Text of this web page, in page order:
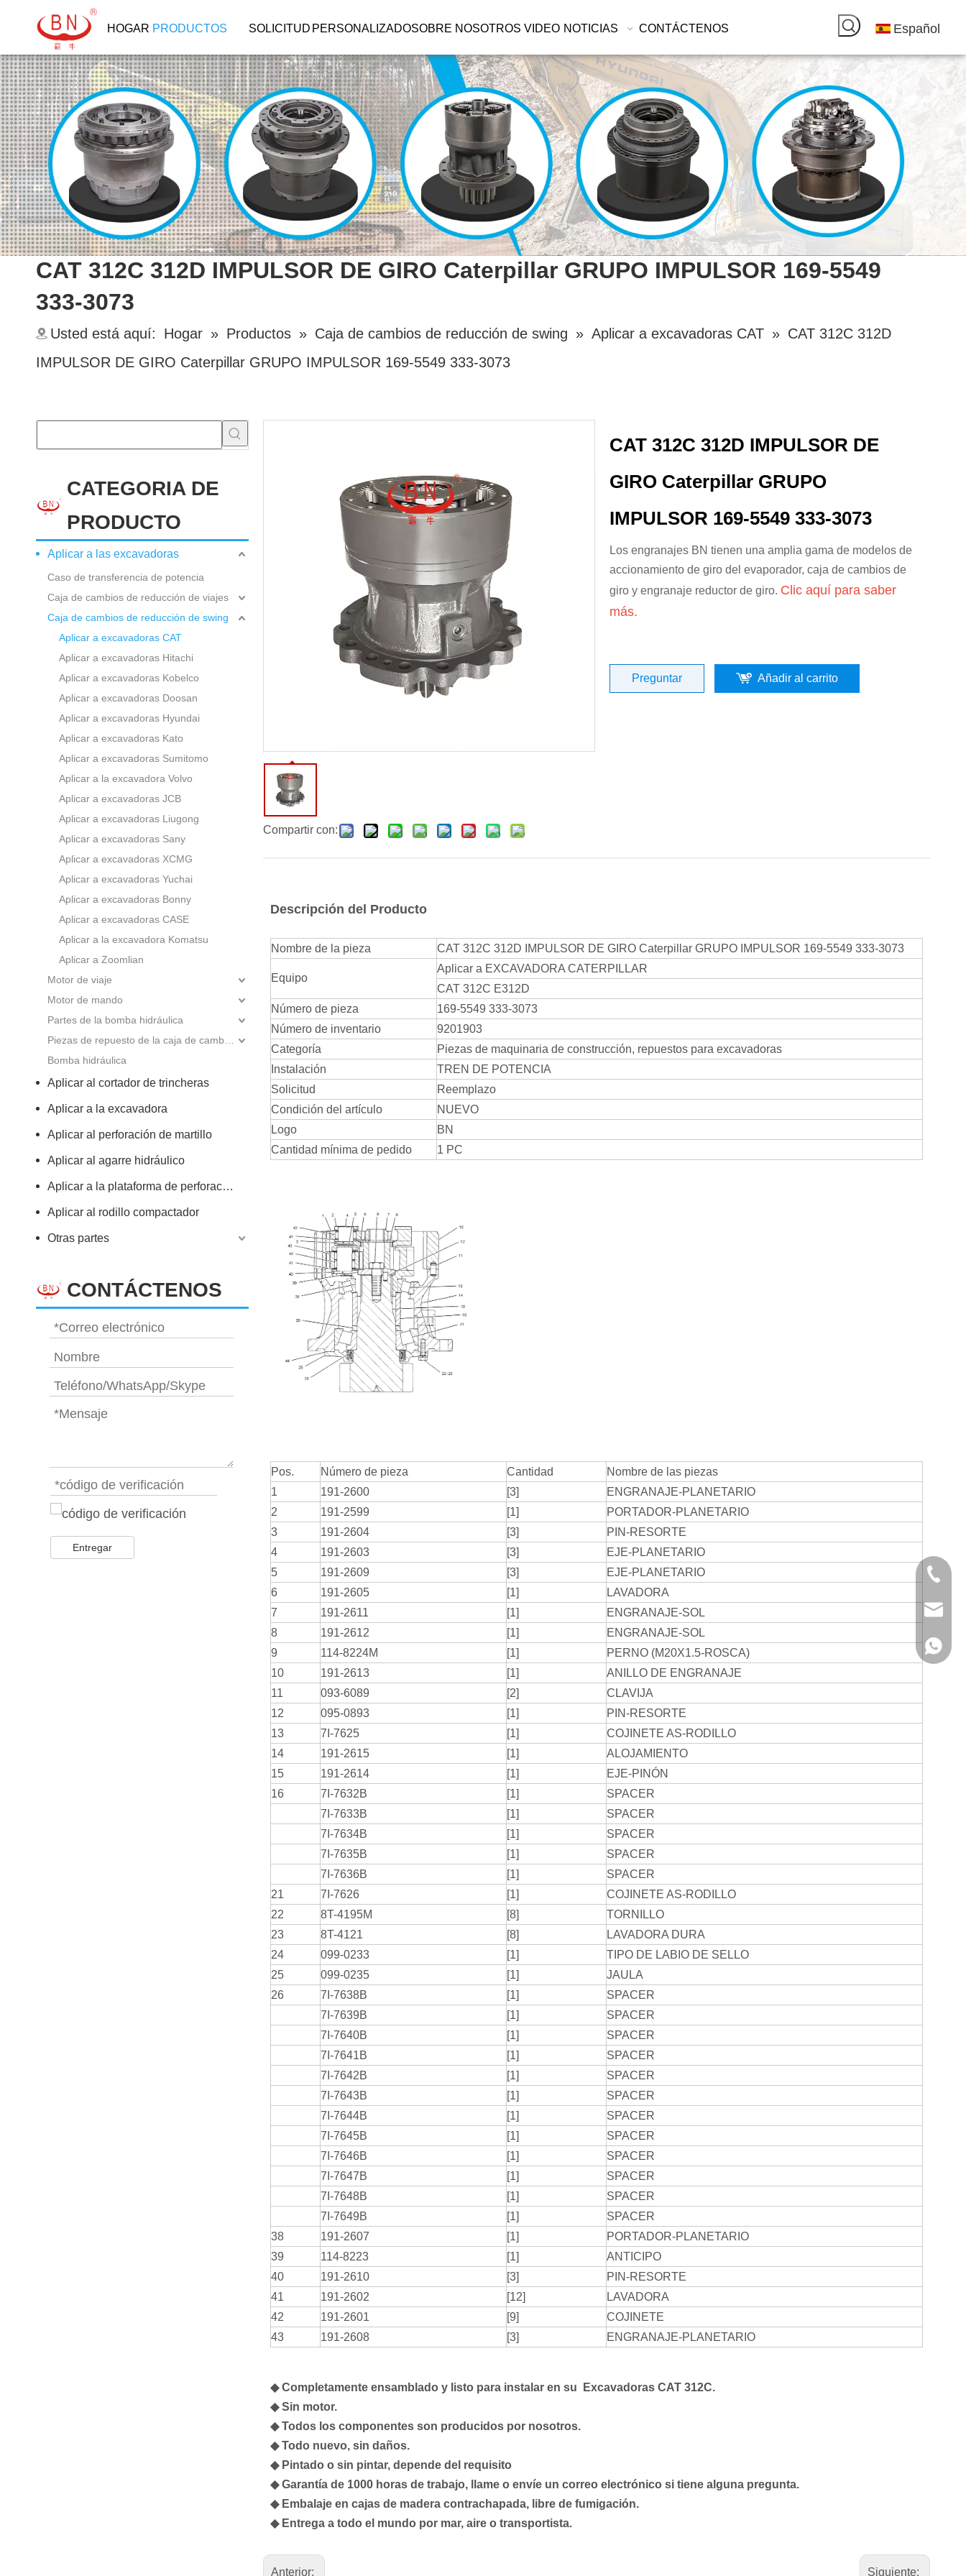
HOGAR PRODUCTOS SOLICITUD PERSONALIZADOSOBRE NOSOTROS VIDEO NOTICIAS CONTÁCTENOS Español
CAT 312C 312D IMPULSOR DE GIRO Caterpillar GRUPO IMPULSOR 169-5549
333-3073
Usted está aquí: Hogar » Productos » Caja de cambios de reducción de swing » Aplicar a excavadoras CAT » CAT 312C 312D
IMPULSOR DE GIRO Caterpillar GRUPO IMPULSOR 169-5549 333-3073
CATEGORIA DE
PRODUCTO
Aplicar a las excavadoras
Caso de transferencia de potencia
Caja de cambios de reducción de viajes
Caja de cambios de reducción de swing
Aplicar a excavadoras CAT
Aplicar a excavadoras Hitachi
Aplicar a excavadoras Kobelco
Aplicar a excavadoras Doosan
Aplicar a excavadoras Hyundai
Aplicar a excavadoras Kato
Aplicar a excavadoras Sumitomo
Aplicar a la excavadora Volvo
Aplicar a excavadoras JCB
Aplicar a excavadoras Liugong
Aplicar a excavadoras Sany
Aplicar a excavadoras XCMG
Aplicar a excavadoras Yuchai
Aplicar a excavadoras Bonny
Aplicar a excavadoras CASE
Aplicar a la excavadora Komatsu
Aplicar a Zoomlian
Motor de viaje
Motor de mando
Partes de la bomba hidráulica
Bomba hidráulica
Aplicar al cortador de trincheras
Aplicar a la excavadora
Aplicar al perforación de martillo
Aplicar al agarre hidráulico
Aplicar a la plataforma de perforación rotativa
Aplicar al rodillo compactador
Otras partes
CONTÁCTENOS
Entregar
Compartir con:
CAT 312C 312D IMPULSOR DE
GIRO Caterpillar GRUPO
IMPULSOR 169-5549 333-3073
Los engranajes BN tienen una amplia gama de modelos de
accionamiento de giro del evaporador, caja de cambios de
giro y engranaje reductor de giro. Clic aquí para saber
más.
Preguntar Añadir al carrito
Descripción del Producto
Nombre de la pieza CAT 312C 312D IMPULSOR DE GIRO Caterpillar GRUPO IMPULSOR 169-5549 333-3073
Equipo
Aplicar a EXCAVADORA CATERPILLAR
CAT 312C E312D
Número de pieza
169-5549 333-3073
Número de inventario
9201903
Categoría
Piezas de maquinaria de construcción, repuestos para excavadoras
Instalación
TREN DE POTENCIA
Solicitud
Reemplazo
Condición del artículo
NUEVO
Logo
BN
Cantidad mínima de pedido
1 PC
Pos. Número de pieza Cantidad
Nombre de las piezas
1
191-2600 [3]
ENGRANAJE-PLANETARIO
2
191-2599 [1]
PORTADOR-PLANETARIO
3
191-2604 [3]
PIN-RESORTE
4
191-2603 [3]
EJE-PLANETARIO
5
191-2609 [3]
EJE-PLANETARIO
6
191-2605 [1]
LAVADORA
7
191-2611 [1]
ENGRANAJE-SOL
8
191-2612 [1]
ENGRANAJE-SOL
9
114-8224M [1]
PERNO (M20X1.5-ROSCA)
10
191-2613 [1]
ANILLO DE ENGRANAJE
11
093-6089 [2]
CLAVIJA
12
095-0893 [1]
PIN-RESORTE
13
7I-7625 [1]
COJINETE AS-RODILLO
14
191-2615 [1]
ALOJAMIENTO
15
191-2614 [1]
EJE-PINÓN
16
7I-7632B [1]
SPACER
7I-7633B
[1]
SPACER
7I-7634B
[1]
SPACER
7I-7635B
[1]
SPACER
7I-7636B
[1]
SPACER
21
7I-7626 [1]
COJINETE AS-RODILLO
22
8T-4195M [8]
TORNILLO
23
8T-4121 [8]
LAVADORA DURA
24
099-0233 [1]
TIPO DE LABIO DE SELLO
25
099-0235 [1]
JAULA
26
7I-7638B [1]
SPACER
7I-7639B
[1]
SPACER
7I-7640B
[1]
SPACER
7I-7641B
[1]
SPACER
7I-7642B
[1]
SPACER
7I-7643B
[1]
SPACER
7I-7644B
[1]
SPACER
7I-7645B
[1]
SPACER
7I-7646B
[1]
SPACER
7I-7647B
[1]
SPACER
7I-7648B
[1]
SPACER
7I-7649B
[1]
SPACER
38
191-2607 [1]
PORTADOR-PLANETARIO
39
114-8223 [1]
ANTICIPO
40
191-2610 [3]
PIN-RESORTE
41
191-2602 [12]
LAVADORA
42
191-2601 [9]
COJINETE
43
191-2608 [3] ENGRANAJE-PLANETARIO
◆ Completamente ensamblado y listo para instalar en su Excavadoras CAT 312C.
◆ Sin motor.
◆ Todos los componentes son producidos por nosotros.
◆ Todo nuevo, sin daños.
◆ Pintado o sin pintar, depende del requisito
◆ Garantía de 1000 horas de trabajo, llame o envíe un correo electrónico si tiene alguna pregunta.
◆ Embalaje en cajas de madera contrachapada, libre de fumigación.
◆ Entrega a todo el mundo por mar, aire o transportista.
Anterior: Siguiente:
+86-